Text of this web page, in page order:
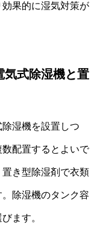
果的に湿気対策が
気式除湿機と置
湿機を設置しつ
配置するとよいで
き型除湿剤で衣類
除湿機のタンク容
ます。